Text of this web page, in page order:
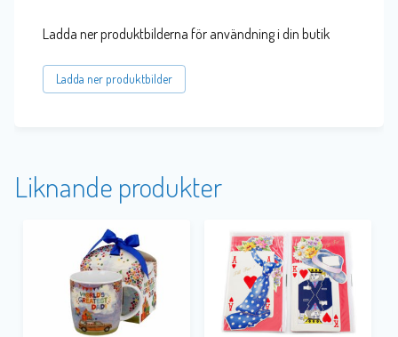
Ladda ner produktbilderna för användning i din butik
Ladda ner produktbilder
Liknande produkter